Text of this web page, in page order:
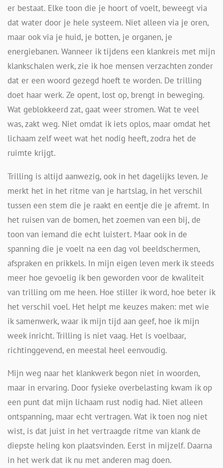
er bestaat. Elke toon die je hoort of voelt, beweegt via
dat water door je hele systeem. Niet alleen via je oren,
maar ook via je huid, je botten, je organen, je
energiebanen. Wanneer ik tijdens een klankreis met mijn
klankschalen werk, zie ik hoe mensen verzachten zonder
dat er een woord gezegd hoeft te worden. De trilling
doet haar werk. Ze opent, lost op, brengt in beweging.
Wat geblokkeerd zat, gaat weer stromen. Wat te veel
was, zakt weg. Niet omdat ik iets oplos, maar omdat het
lichaam zelf weet wat het nodig heeft, zodra het de
ruimte krijgt.
Trilling is altijd aanwezig, ook in het dagelijks leven. Je
merkt het in het ritme van je hartslag, in het verschil
tussen een stem die je raakt en eentje die je afremt. In
het ruisen van de bomen, het zoemen van een bij, de
toon van iemand die echt luistert. Maar ook in de
spanning die je voelt na een dag vol beeldschermen,
afspraken en prikkels. In mijn eigen leven merk ik steeds
meer hoe gevoelig ik ben geworden voor de kwaliteit
van trilling om me heen. Hoe stiller ik word, hoe beter ik
het verschil voel. Het helpt me keuzes maken: met wie
ik samenwerk, waar ik mijn tijd aan geef, hoe ik mijn
week inricht. Trilling is niet vaag. Het is voelbaar,
richtinggevend, en meestal heel eenvoudig.
Mijn weg naar het klankwerk begon niet in woorden,
maar in ervaring. Door fysieke overbelasting kwam ik op
een punt dat mijn lichaam rust nodig had. Niet alleen
ontspanning, maar echt vertragen. Wat ik toen nog niet
wist, is dat juist in het vertraagde ritme van klank de
diepste heling kon plaatsvinden. Eerst in mijzelf. Daarna
in het werk dat ik nu met anderen mag doen.